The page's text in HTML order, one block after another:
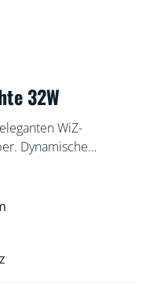
32W
WiZ-
Dynamische
zu verbringen.
möglich: kühles
oder